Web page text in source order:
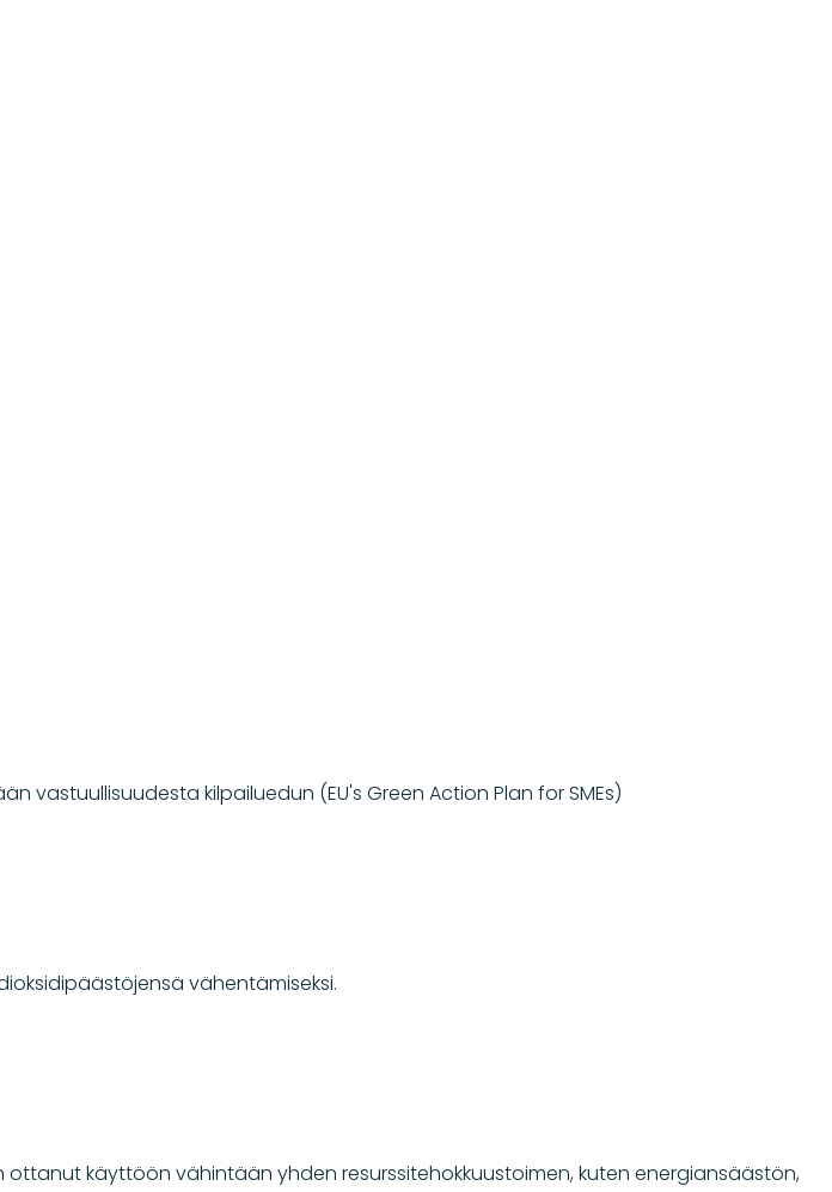
vastuullisuudesta kilpailuedun (EU's Green Action Plan for SMEs)
vähentämiseksi.
ottanut käyttöön vähintään yhden resurssitehokkuustoimen, kuten energiansäästön,